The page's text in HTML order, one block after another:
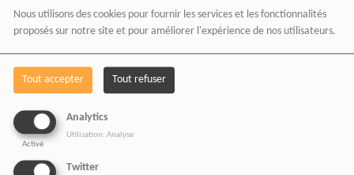
Nous utilisons des cookies pour fournir les services et les fonctionnalités
proposés sur notre site et pour améliorer l'expérience de nos utilisateurs.
Tout accepter Tout refuser
Analytics
Activé
Utilisation: Analyse
Twitter
communication
moderne, panafricaine et
digitale.